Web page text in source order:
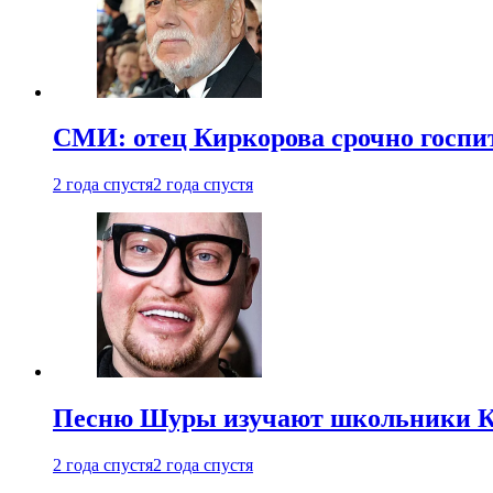
СМИ: отец Киркорова срочно
2 года спустя2 года спустя
Песню Шуры изучают школьники
2 года спустя2 года спустя